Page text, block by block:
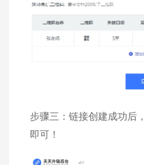
步骤三：链接创建成功后
即可！